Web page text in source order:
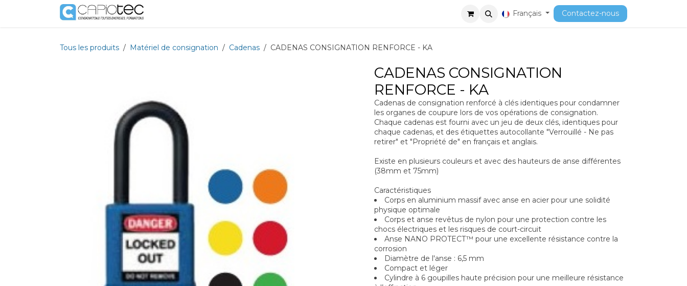
Se rendre au contenu
Recrutement Cours Français Contactez-nous
Tous les produits Matériel de consignation Cadenas CADENAS CONSIGNATION RENFORCE - KA
CADENAS CONSIGNATION
RENFORCE - KA
Cadenas de consignation renforcé à clés identiques pour condamner
les organes de coupure lors de vos opérations de consignation.
Chaque cadenas est fourni avec un jeu de deux clés, identiques pour
chaque cadenas, et des étiquettes autocollante "Verrouillé - Ne pas
retirer" et "Propriété de" en français et anglais.
Existe en plusieurs couleurs et avec des hauteurs de anse différentes
(38mm et 75mm)
Caractéristiques
Corps en aluminium massif avec anse en acier pour une solidité
physique optimale
Corps et anse revêtus de nylon pour une protection contre les
chocs électriques et les risques de court-circuit
Anse NANO PROTECT™ pour une excellente résistance contre la
corrosion
Diamètre de l'anse : 6,5 mm
Compact et léger
Cylindre à 6 goupilles haute précision pour une meilleure résistance